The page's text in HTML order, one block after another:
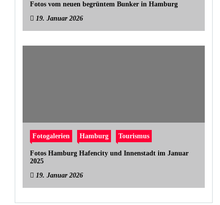
Fotos vom neuen begrüntem Bunker in Hamburg
19. Januar 2026
Fotogalerien Hamburg Tourismus
Fotos Hamburg Hafencity und Innenstadt im Januar
2025
19. Januar 2026